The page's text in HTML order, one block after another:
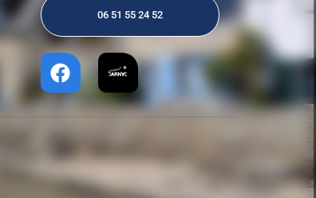
06 51 55 24 52